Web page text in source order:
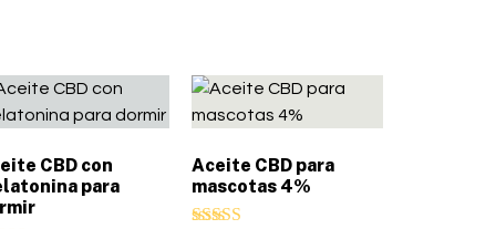
CBD con
para
Aceite CBD para
mascotas 4%